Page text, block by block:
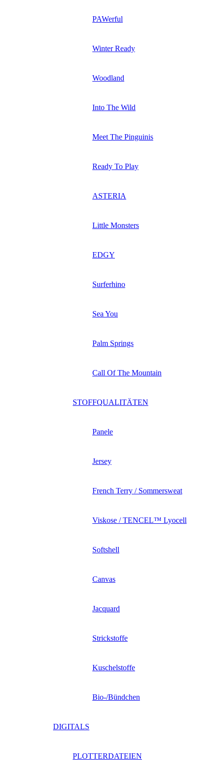
PAWerful
Winter Ready
Woodland
Into The Wild
Meet The Pinguinis
Ready To Play
ASTERIA
Little Monsters
EDGY
Surferhino
Sea You
Palm Springs
Call Of The Mountain
STOFFQUALITÄTEN
Panele
Jersey
French Terry / Sommersweat
Viskose / TENCEL™ Lyocell
Softshell
Canvas
Jacquard
Strickstoffe
Kuschelstoffe
Bio-/Bündchen
DIGITALS
PLOTTERDATEIEN